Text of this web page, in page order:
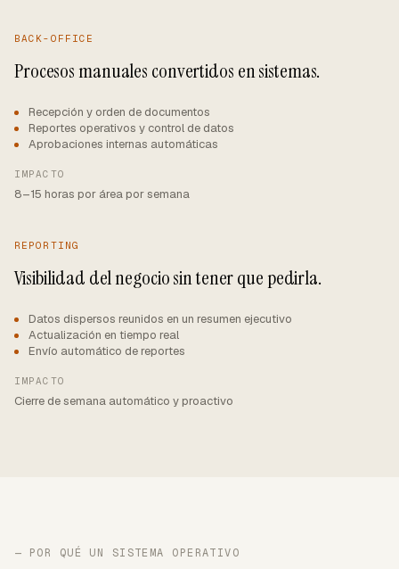
BACK-OFFICE
Procesos manuales convertidos en sistemas.
Recepción y orden de documentos
Reportes operativos y control de datos
Aprobaciones internas automáticas
IMPACTO
8–15 horas por área por semana
REPORTING
Visibilidad del negocio sin tener que pedirla.
Datos dispersos reunidos en un resumen ejecutivo
Actualización en tiempo real
Envío automático de reportes
IMPACTO
Cierre de semana automático y proactivo
— POR QUÉ UN SISTEMA OPERATIVO